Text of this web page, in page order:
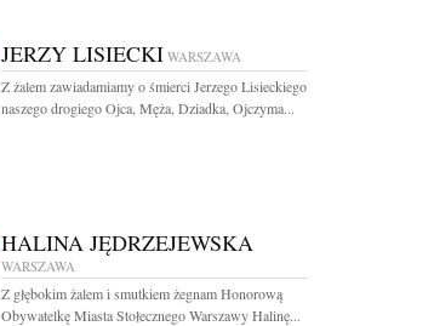
JERZY LISIECKI WARSZAWA
Z żalem zawiadamiamy o śmierci Jerzego Lisieckiego
naszego drogiego Ojca, Męża, Dziadka, Ojczyma...
HALINA JĘDRZEJEWSKA
WARSZAWA
Z głębokim żalem i smutkiem żegnam Honorową
Obywatelkę Miasta Stołecznego Warszawy Halinę...